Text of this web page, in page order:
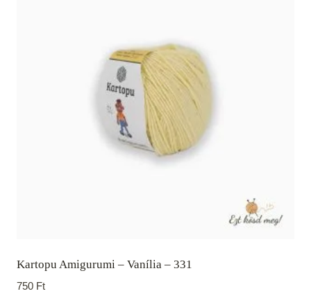
Kartopu Amigurumi – Vanília – 331
750 Ft